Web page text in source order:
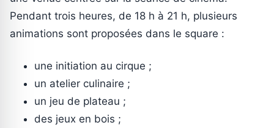
Pendant trois heures, de 18 h à 21 h, plusieurs
animations sont proposées dans le square :
une initiation au cirque ;
un atelier culinaire ;
un jeu de plateau ;
des jeux en bois ;